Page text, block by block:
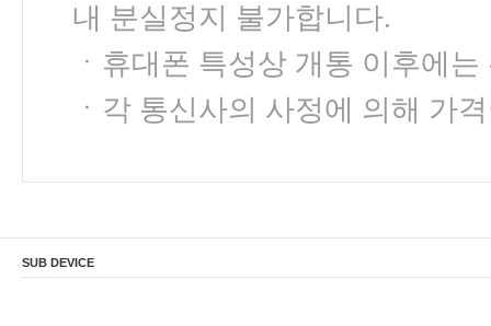
내 분실정지 불가합니다.
ㆍ휴대폰 특성상 개통 이후에
ㆍ각 통신사의 사정에 의해 가
SUB DEVICE